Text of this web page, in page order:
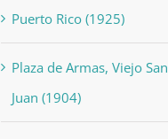
Puerto Rico (1925)
Plaza de Armas, Viejo San
Juan (1904)